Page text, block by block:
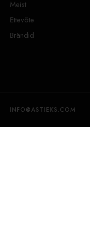
Meist
Ettevõte
Brändid
INFO@ASTIEKS.COM